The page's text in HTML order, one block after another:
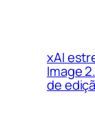
xAI
Image
de